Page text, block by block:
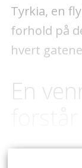
Tyrkia, en
forhold på
hvert
En